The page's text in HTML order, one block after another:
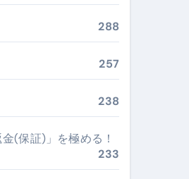
Q&Aまで
快眠ガイド
方＆続け方ガイド
288
257
238
(保証)」を極める！
233